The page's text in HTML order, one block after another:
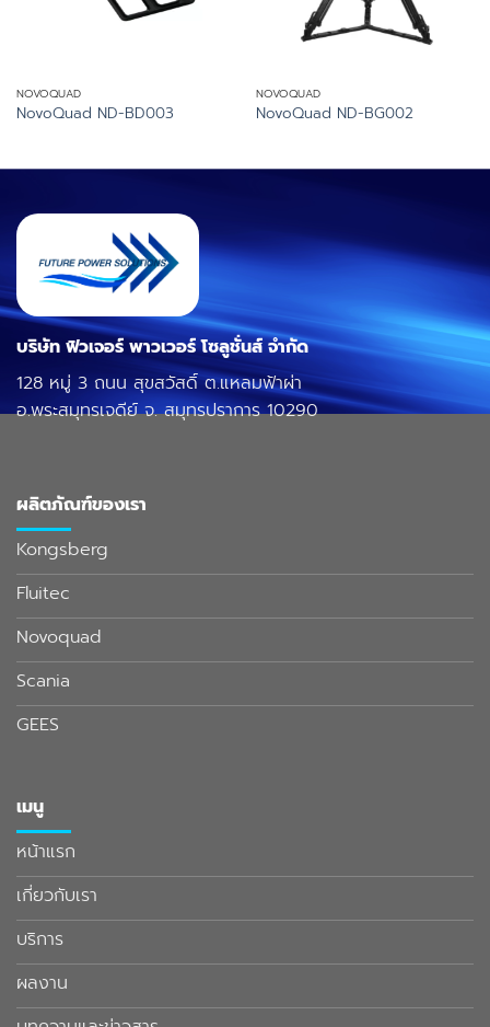
NOVOQUAD
NovoQuad ND-BD003
NOVOQUAD
NovoQuad ND-BG002
บริษัท ฟิวเจอร์ พาวเวอร์ โซลูชั่นส์ จำกัด
128 หมู่ 3 ถนน สุขสวัสดิ์ ต.แหลมฟ้าผ่า
อ.พระสมุทรเจดีย์ จ. สมุทรปราการ 10290
ผลิตภัณฑ์ของเรา
Kongsberg
Fluitec
Novoquad
Scania
GEES
เมนู
หน้าแรก
เกี่ยวกับเรา
บริการ
ผลงาน